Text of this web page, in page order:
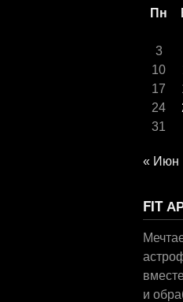
Пн
3
10
17
24
31
« Июн
FIT
и